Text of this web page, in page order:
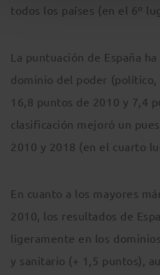
todos los países (en el 6º
La puntuación de España
dominio del poder (político,
16,8 puntos de 2010 y 7,4
clasificación mejoró un
2010 y 2018 (en el cuarto
En cuanto a los mayores
2010, los resultados de
ligeramente en los
y sanitario (+ 1,5 puntos),